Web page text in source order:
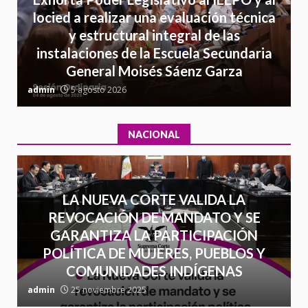
California; FGR lo investiga por
presuntos delitos de
delincuencia organizada y
contrabando
16 julio 2026
Iocied a realizar una evaluación técnica
y estructural integral de las
instalaciones de la Escuela Secundaria
General Moisés Sáenz Garza
admin 5 agosto 2026
NACIONAL
LA NUEVA CORTE VALIDA LA
REVOCACIÓN DE MANDATO Y SE
GARANTIZA LA PARTICIPACIÓN
POLÍTICA DE MUJERES, PUEBLOS Y
COMUNIDADES INDÍGENAS
admin 25 noviembre 2025